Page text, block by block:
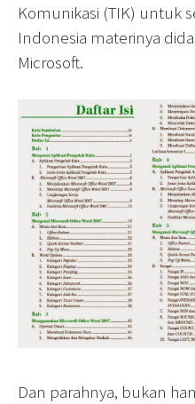
Komunikasi (TIK) untuk
Indonesia materinya
Microsoft.
Dan parahnya, bukan